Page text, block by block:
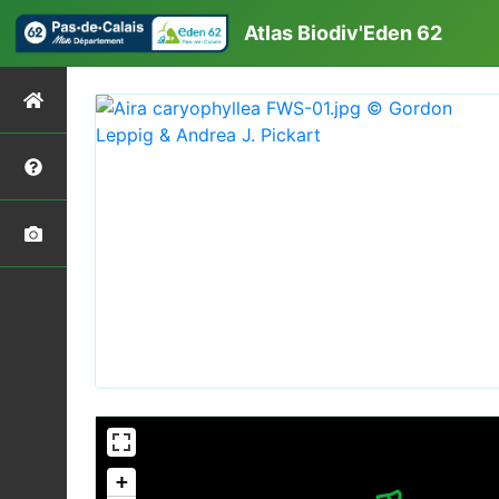
Atlas Biodiv'Eden 62
+